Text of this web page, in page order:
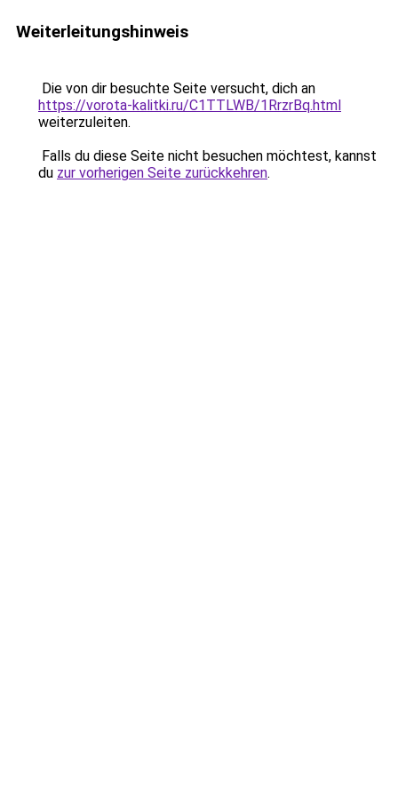
Weiterleitungshinweis
Die von dir besuchte Seite versucht, dich an
https://vorota-kalitki.ru/C1TTLWB/1RrzrBq.html
weiterzuleiten.
Falls du diese Seite nicht besuchen möchtest, kannst
du zur vorherigen Seite zurückkehren.